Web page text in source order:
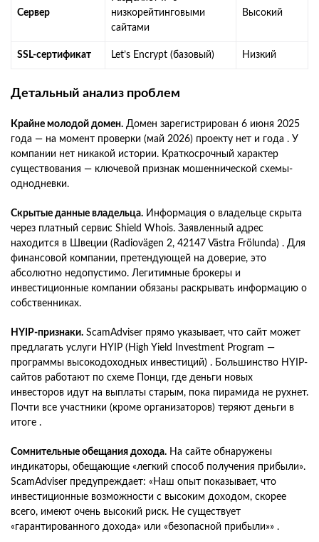
Сервер
низкорейтинговыми
сайтами
Высокий
SSL-сертификат Let’s Encrypt (базовый) Низкий
Детальный анализ проблем
Крайне молодой домен. Домен зарегистрирован 6 июня 2025
года — на момент проверки (май 2026) проекту нет и года . У
компании нет никакой истории. Краткосрочный характер
существования — ключевой признак мошеннической схемы-
однодневки.
Скрытые данные владельца. Информация о владельце скрыта
через платный сервис Shield Whois. Заявленный адрес
находится в Швеции (Radiovägen 2, 42147 Västra Frölunda) . Для
финансовой компании, претендующей на доверие, это
абсолютно недопустимо. Легитимные брокеры и
инвестиционные компании обязаны раскрывать информацию о
собственниках.
HYIP-признаки. ScamAdviser прямо указывает, что сайт может
предлагать услуги HYIP (High Yield Investment Program —
программы высокодоходных инвестиций) . Большинство HYIP-
сайтов работают по схеме Понци, где деньги новых
инвесторов идут на выплаты старым, пока пирамида не рухнет.
Почти все участники (кроме организаторов) теряют деньги в
итоге .
Сомнительные обещания дохода. На сайте обнаружены
индикаторы, обещающие «легкий способ получения прибыли».
ScamAdviser предупреждает: «Наш опыт показывает, что
инвестиционные возможности с высоким доходом, скорее
всего, имеют очень высокий риск. Не существует
«гарантированного дохода» или «безопасной прибыли»» .